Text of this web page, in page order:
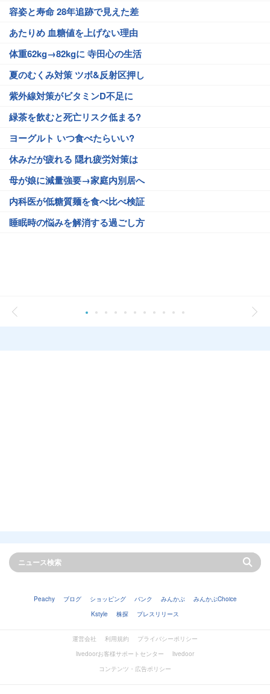
容姿と寿命 28年追跡で見えた差
あたりめ 血糖値を上げない理由
体重62kg→82kgに 寺田心の生活
夏のむくみ対策 ツボ&反射区押し
紫外線対策がビタミンD不足に
緑茶を飲むと死亡リスク低まる?
ヨーグルト いつ食べたらいい?
休みだが疲れる 隠れ疲労対策は
母が娘に減量強要→家庭内別居へ
内科医が低糖質麺を食べ比べ検証
睡眠時の悩みを解消する過ごし方
Peachy ブログ ショッピング バンク みんかぶ
みんかぶChoice
Kstyle
株探 プレスリリース
運営会社 利用規約
プライバシーポリシー
livedoorお客様サポートセンター
livedoor
コンテンツ・広告ポリシー